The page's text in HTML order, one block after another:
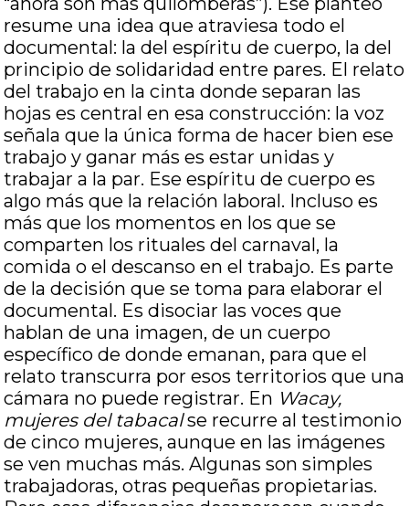
resume una idea que atraviesa todo el
documental: la del espíritu de cuerpo, la del
principio de solidaridad entre pares. El relato
del trabajo en la cinta donde separan las
hojas es central en esa construcción: la voz
señala que la única forma de hacer bien ese
trabajo y ganar más es estar unidas y
trabajar a la par. Ese espíritu de cuerpo es
algo más que la relación laboral. Incluso es
más que los momentos en los que se
comparten los rituales del carnaval, la
comida o el descanso en el trabajo. Es parte
de la decisión que se toma para elaborar el
documental. Es disociar las voces que
hablan de una imagen, de un cuerpo
específico de donde emanan, para que el
relato transcurra por esos territorios que una
cámara no puede registrar. En Wacay,
mujeres del tabacalse recurre al testimonio
de cinco mujeres, aunque en las imágenes
se ven muchas más. Algunas son simples
trabajadoras, otras pequeñas propietarias.